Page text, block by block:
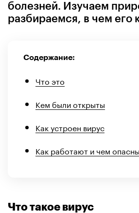
болезней. Изучаем
разбираемся, в чем его
Содержание:
Что это
Кем были открыты
Как устроен вирус
Как работают и чем опасны
Что такое вирус